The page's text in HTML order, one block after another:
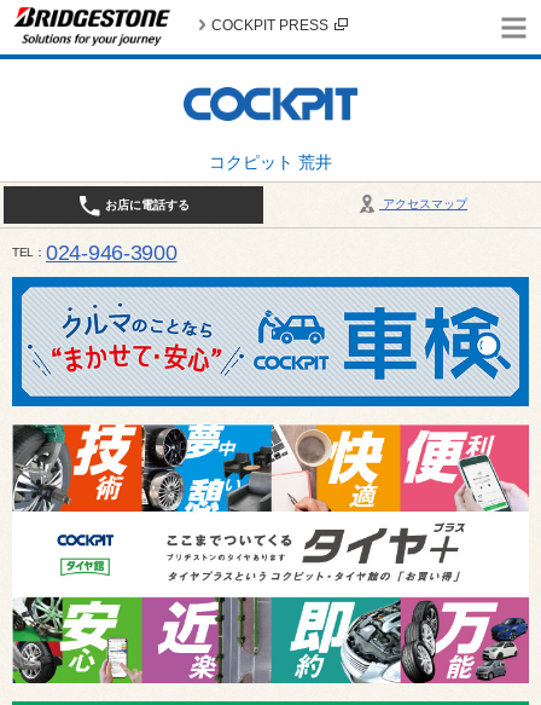
コクピット 荒井
COCKPIT PRESS
アクセスマップ
お店に電話する
TEL 024-946-3900
平日 9:30～19:00 日・祝日 9:30～18:00 / 定休日：毎週火曜日・繁忙期（4月・12月）を除
ご確認ください。